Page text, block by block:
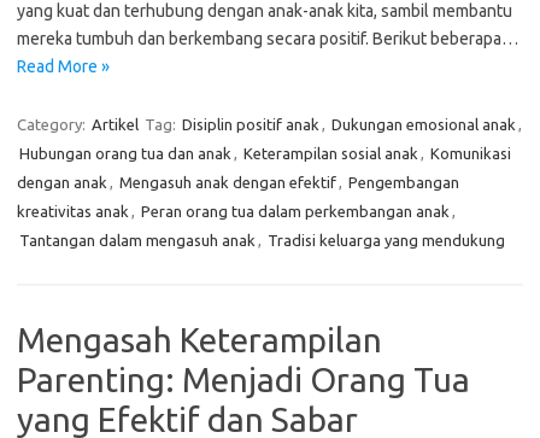
yang kuat dan terhubung dengan anak-anak kita, sambil membantu
mereka tumbuh dan berkembang secara positif. Berikut beberapa…
Read More »
Category: Artikel Tag: Disiplin positif anak , Dukungan emosional anak ,
Hubungan orang tua dan anak , Keterampilan sosial anak , Komunikasi
dengan anak , Mengasuh anak dengan efektif, Pengembangan
kreativitas anak , Peran orang tua dalam perkembangan anak ,
Tantangan dalam mengasuh anak , Tradisi keluarga yang mendukung
Mengasah Keterampilan
Parenting: Menjadi Orang Tua
yang Efektif dan Sabar